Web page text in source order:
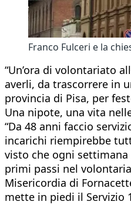
Franco Fulceri e la
“Un’ora di volontariato
averli, da trascorrere in
provincia di Pisa, per
Una nipote, una vita
“Da 48 anni faccio
incarichi riempirebbe
visto che ogni settimana
primi passi nel
Misericordia di
mette in piedi il Servizio